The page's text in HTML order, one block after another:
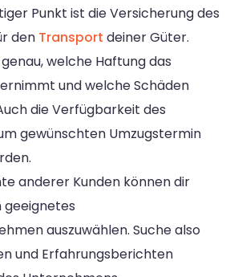
Punkt ist die Versicherung des
den Transport deiner Güter.
welche Haftung das
und welche Schäden
die Verfügbarkeit des
gewünschten Umzugstermin
anderer Kunden können dir
geeignetes
auszuwählen. Suche also
und Erfahrungsberichten